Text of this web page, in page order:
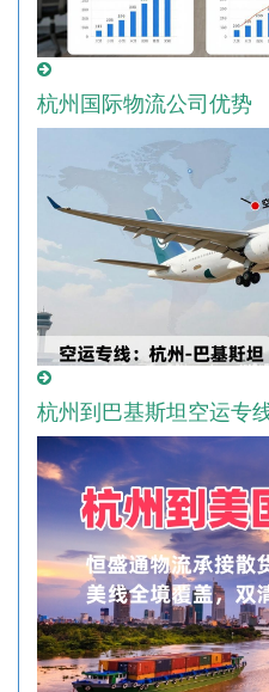
杭州国际物流公司优势
杭州到巴基斯坦空运专